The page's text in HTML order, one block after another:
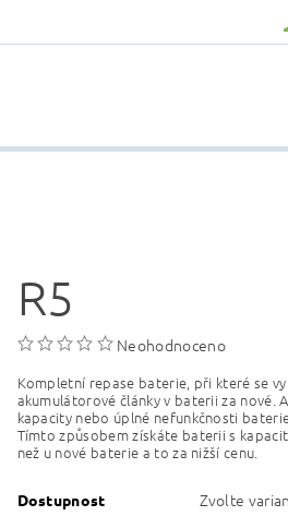
R5
Neohodnoceno
Kompletní repase baterie, při které se
akumulátorové články v baterii za nové.
kapacity nebo úplné nefunkčnosti
Tímto způsobem získáte baterii s
než u nové baterie a to za nižší cenu.
Dostupnost Zvolte